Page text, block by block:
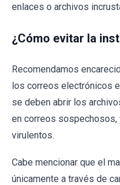
enlaces o archivos
¿Cómo evitar la
Recomendamos
los correos electrónicos
se deben abrir los
en correos sospechosos,
virulentos.
Cabe mencionar que el
únicamente a través de